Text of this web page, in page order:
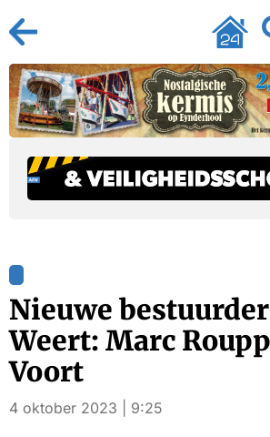
Nieuwe bestuurder
Weert: Marc
Voort
4 oktober 2023 | 9:25